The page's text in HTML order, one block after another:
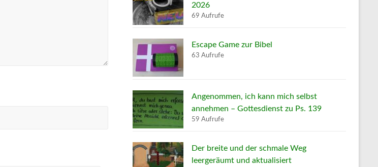
2026
69 Aufrufe
Escape Game zur Bibel
63 Aufrufe
Angenommen, ich kann mich selbst
annehmen – Gottesdienst zu Ps. 139
59 Aufrufe
Der breite und der schmale Weg
leergeräumt und aktualisiert